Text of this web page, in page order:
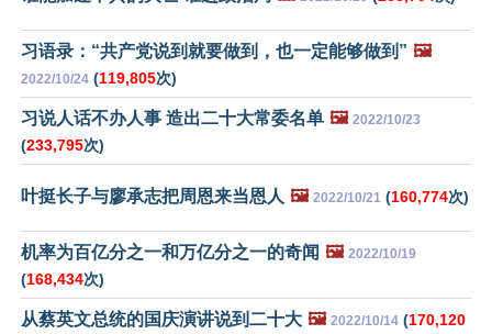
习语录：“共产党说到就要做到，也一定能够做到” 🖼️
2022/10/24 (119,805次)
习说人话不办人事 造出二十大常委名单 🖼️ 2022/10/23
(233,795次)
叶挺长子与廖承志把周恩来当恩人 🖼️ 2022/10/21 (160,774次)
机率为百亿分之一和万亿分之一的奇闻 🖼️ 2022/10/19
(168,434次)
从蔡英文总统的国庆演讲说到二十大 🖼️ 2022/10/14 (170,120